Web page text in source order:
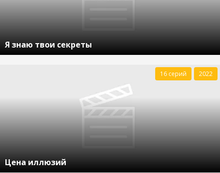
Я знаю твои секреты
Цена иллюзий
16 серий 2022